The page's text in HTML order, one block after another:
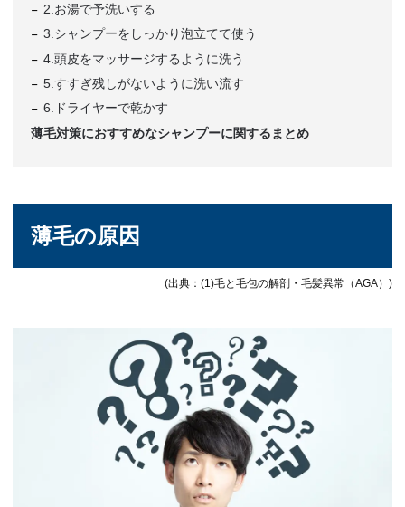
2.お湯で予洗いする
3.シャンプーをしっかり泡立てて使う
4.頭皮をマッサージするように洗う
5.すすぎ残しがないように洗い流す
6.ドライヤーで乾かす
薄毛対策におすすめなシャンプーに関するまとめ
薄毛の原因
(出典：(1)毛と毛包の解剖・毛髪異常（AGA）)